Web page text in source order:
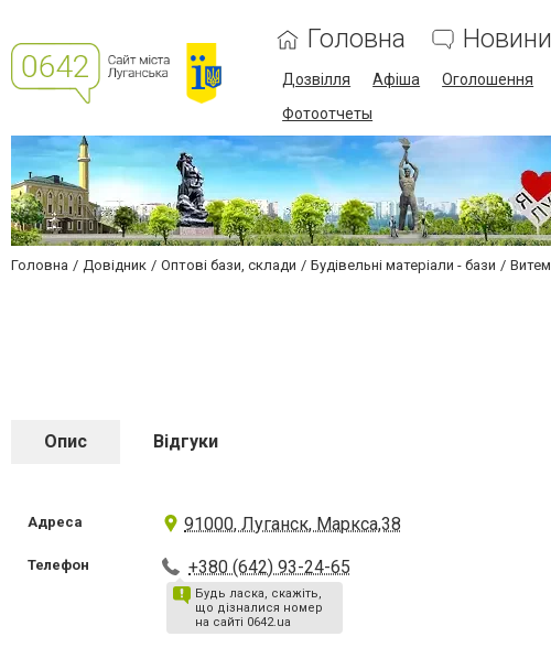
Головна Новини
Дозвілля Афіша Оголошення
Фотоотчеты
Головна Довідник Оптові бази, склади Будівельні матеріали - бази Витем
Опис Відгуки
Адреса 91000, Луганск, Маркса,38
Телефон +380 (642) 93-24-65
Будь ласка, скажіть,
що дізналися номер
на сайті 0642.ua